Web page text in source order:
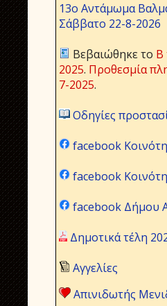
13ο Αντάμωμα
Σάββατο 22-8-2026
Βεβαιώθηκε το Β
2025. Προθεσμία
7-2025.
Οδηγίες
facebook
facebook
facebook Δήμου
Δημοτικά τέλη
Αγγελίες
Απινιδωτής